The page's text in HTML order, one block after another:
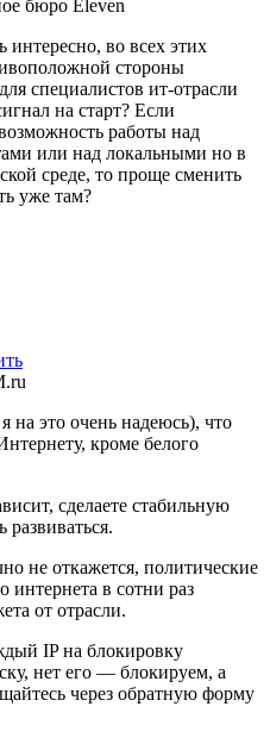
бюро Eleven
во всех этих
стороны
специалистов ит-отрасли
на старт? Если
работы над
или над локальными но в
среде, то проще сменить
уже там?
на это очень надеюсь), что
кроме белого
сделаете стабильную
развиваться.
не откажется, политические
интернета в сотни раз
от отрасли.
IP на блокировку
нет его — блокируем, а
через обратную форму